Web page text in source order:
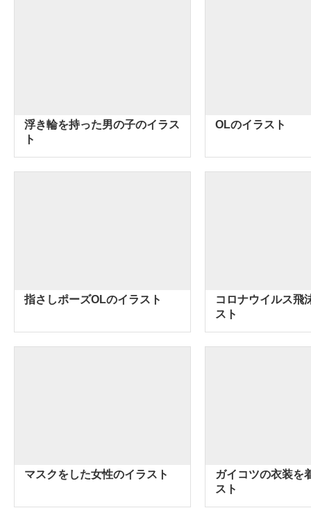
浮き輪を持った男の子のイラス
ト
OLのイラスト
指さしポーズOLのイラスト
コロナウイルス飛
スト
マスクをした女性のイラスト
ガイコツの衣装を
スト